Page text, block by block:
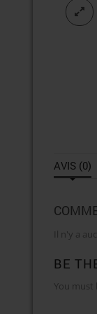
AVIS (0)
Il n'y a
BE
You must